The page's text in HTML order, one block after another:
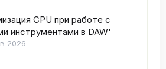
CPU при работе с
инструментами в DAW'
2026